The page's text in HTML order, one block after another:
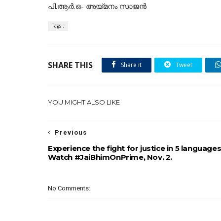
പി.ആർ.ഒ- അയ്മനം സാജൻ
Tags :
SHARE THIS Share it Tweet
YOU MIGHT ALSO LIKE
Previous
Experience the fight for justice in 5
Watch #JaiBhimOnPrime, Nov. 2.
No Comments: